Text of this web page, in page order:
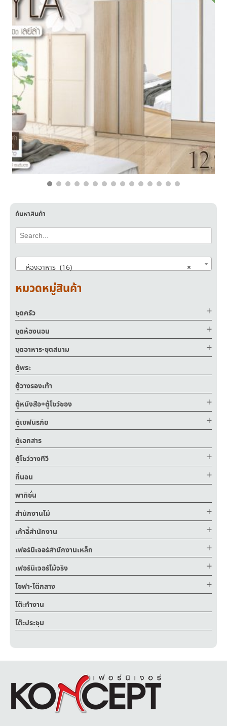
ค้นหาสินค้า
×
ห้องอาหาร (16)
หมวดหมู่สินค้า
ชุดครัว
ชุดห้องนอน
ชุดอาหาร-ชุดสนาม
ตู้พระ
ตู้วางรองเท้า
ตู้หนังสือ+ตู้โชว์ของ
ตู้เซฟนิรภัย
ตู้เอกสาร
ตู้โชว์วางทีวี
ที่นอน
พาทิชั่น
สำนักงานไม้
เก้าอี้สำนักงาน
เฟอร์นิเจอร์สำนักงานเหล็ก
เฟอร์นิเจอร์ไม้จริง
โซฟา-โต๊กลาง
โต๊ะทำงาน
โต๊ะประชุม